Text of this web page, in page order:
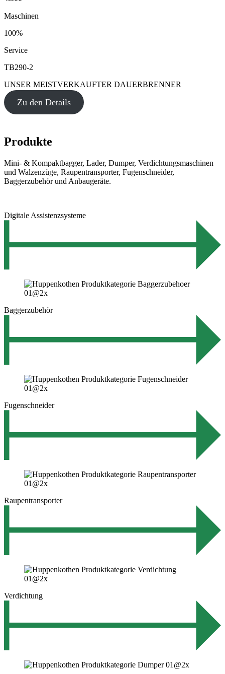
Maschinen
100%
Service
TB290-2
UNSER MEISTVERKAUFTER DAUERBRENNER
Zu den Details
Produkte
Mini- & Kompaktbagger, Lader, Dumper, Verdichtungsmaschinen
und Walzenzüge, Raupentransporter, Fugenschneider,
Baggerzubehör und Anbaugeräte.
Digitale Assistenzsysteme
Baggerzubehör
Fugenschneider
Raupentransporter
Verdichtung